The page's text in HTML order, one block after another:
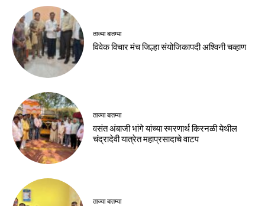
ताज्या बातम्या
विवेक विचार मंच जिल्हा संयोजिकापदी अश्विनी चव्हाण
ताज्या बातम्या
वसंत अंबाजी भांगे यांच्या स्मरणार्थ किरनळी येथील
चंद्रादेवी यात्रेत महाप्रसादाचे वाटप
ताज्या बातम्या